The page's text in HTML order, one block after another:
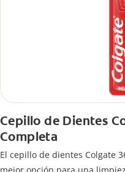
Cepillo de Dientes
Completa
El cepillo de dientes Colgate